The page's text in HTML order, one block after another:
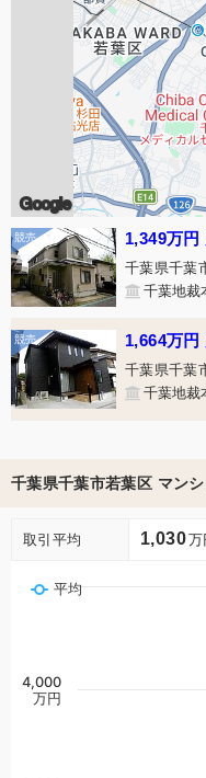
Google
1,349万円
千葉県千葉
千葉地裁
1,664万円
千葉県千葉
千葉地裁
千葉県千葉市若葉区 マン
取引平均 1,030万
平均
4,000
万円